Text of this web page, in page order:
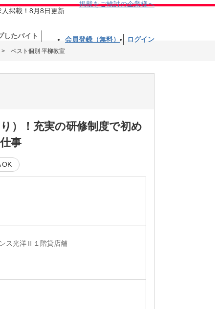
人掲載！8月8日更新
掲載をご検討の企業様へ
したバイト 会員登録（無料） ログイン
ベスト個別 平柳教室
）！充実の研修制度で初め
事
OK
ス光洋Ⅱ１階貸店舗